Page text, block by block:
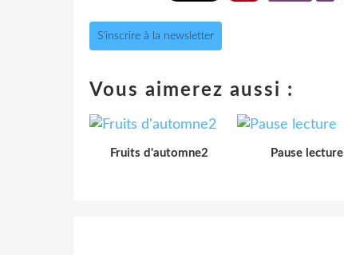
S'inscrire à la newsletter
Vous aimerez aussi :
Fruits d'automne2
Pause lecture